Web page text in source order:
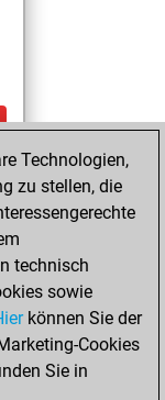
Technologien,
zu stellen, die
technisch
sowie
können Sie der
Cookies
Sie in